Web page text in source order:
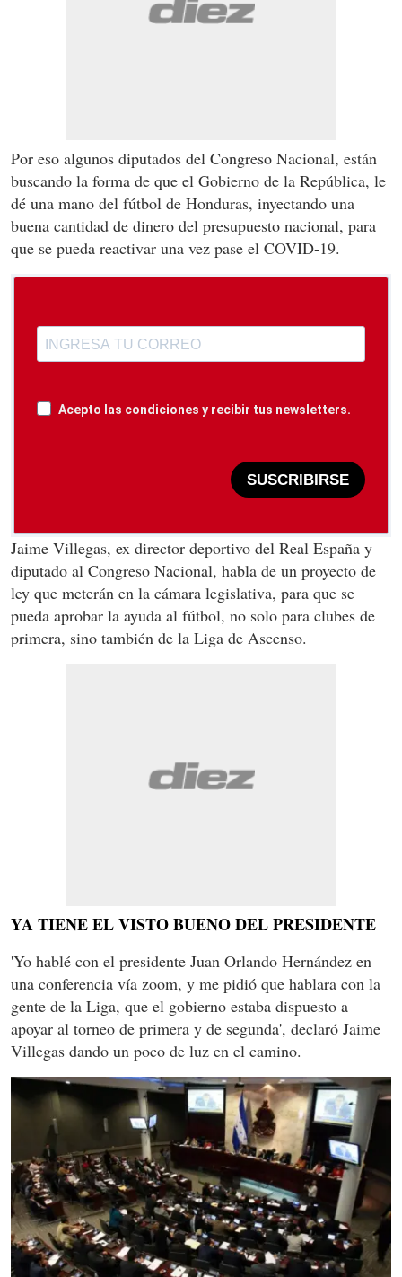
Por eso algunos diputados del Congreso Nacional, están
buscando la forma de que el Gobierno de la República, le
dé una mano del fútbol de Honduras, inyectando una
buena cantidad de dinero del presupuesto nacional, para
que se pueda reactivar una vez pase el COVID-19.
Acepto las condiciones y recibir tus newsletters.
SUSCRIBIRSE
Jaime Villegas, ex director deportivo del Real España y
diputado al Congreso Nacional, habla de un proyecto de
ley que meterán en la cámara legislativa, para que se
pueda aprobar la ayuda al fútbol, no solo para clubes de
primera, sino también de la Liga de Ascenso.
YA TIENE EL VISTO BUENO DEL PRESIDENTE
'Yo hablé con el presidente Juan Orlando Hernández en
una conferencia vía zoom, y me pidió que hablara con la
gente de la Liga, que el gobierno estaba dispuesto a
apoyar al torneo de primera y de segunda', declaró Jaime
Villegas dando un poco de luz en el camino.